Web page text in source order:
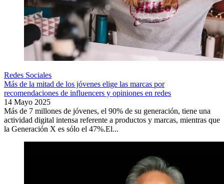
Redes Sociales
Más de la mitad de los jóvenes elige las marcas por
recomendaciones de influencers y opiniones en redes
14 Mayo 2025
Más de 7 millones de jóvenes, el 90% de su generación, tiene una
actividad digital intensa referente a productos y marcas, mientras que
la Generación X es sólo el 47%.El...